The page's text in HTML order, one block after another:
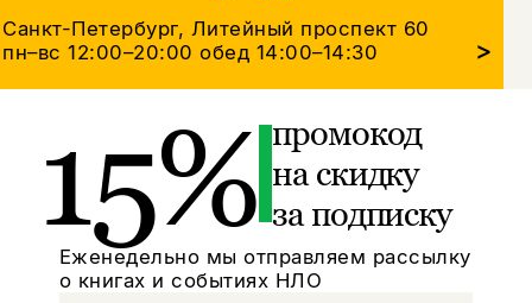
Санкт-Петербург, Литейный проспект 60
пн–вс 12:00–20:00обед 14:00–14:30 >
15% промокод
на скидку
за подписку
Еженедельно мы отправляем рассылку
о книгах и событиях НЛО